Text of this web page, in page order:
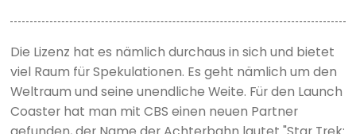
Die Lizenz hat es nämlich durchaus in sich und bietet
viel Raum für Spekulationen. Es geht nämlich um den
Weltraum und seine unendliche Weite. Für den Launch
Coaster hat man mit CBS einen neuen Partner